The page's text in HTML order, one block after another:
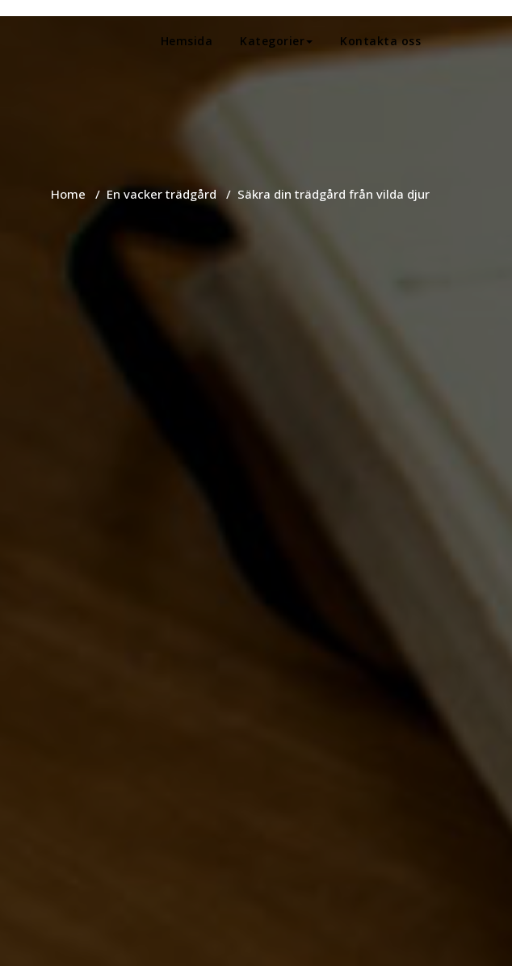
Hemsida Kategorier Kontakta oss
Home / En vacker trädgård / Säkra din trädgård från vilda djur